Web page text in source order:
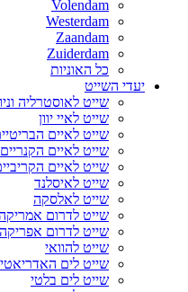
Volendam
Westerdam
Zaandam
Zuiderdam
כל האוניות
יעדי השייט
שייט לאוסטרליה
שייט לאיי יוון
שייט לאיים
שייט לאיים הקנריים
שייט לאיים
שייט לאיסלנד
שייט לאלסקה
שייט לדרום
שייט לדרום אפריקה
שייט להוואי
שייט לים האדריאטי
שייט לים בלטי